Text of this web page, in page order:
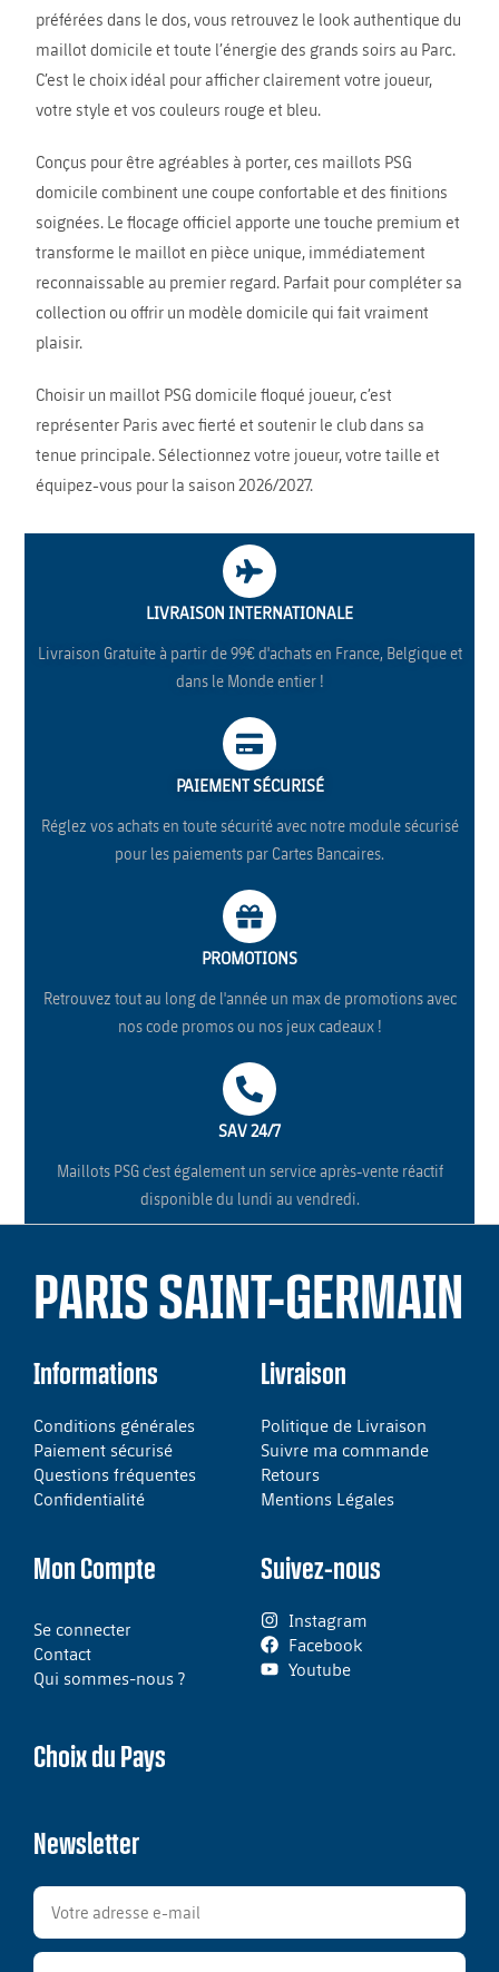
préférées dans le dos, vous retrouvez le look authentique du
maillot domicile et toute l’énergie des grands soirs au Parc.
C’est le choix idéal pour afficher clairement votre joueur,
votre style et vos couleurs rouge et bleu.
Conçus pour être agréables à porter, ces maillots PSG
domicile combinent une coupe confortable et des finitions
soignées. Le flocage officiel apporte une touche premium et
transforme le maillot en pièce unique, immédiatement
reconnaissable au premier regard. Parfait pour compléter sa
collection ou offrir un modèle domicile qui fait vraiment
plaisir.
Choisir un maillot PSG domicile floqué joueur, c’est
représenter Paris avec fierté et soutenir le club dans sa
tenue principale. Sélectionnez votre joueur, votre taille et
équipez-vous pour la saison 2026/2027.
LIVRAISON INTERNATIONALE
Livraison Gratuite à partir de 99€ d'achats en France, Belgique et
dans le Monde entier !
PAIEMENT SÉCURISÉ
Réglez vos achats en toute sécurité avec notre module sécurisé
pour les paiements par Cartes Bancaires.
PROMOTIONS
Retrouvez tout au long de l'année un max de promotions avec
nos code promos ou nos jeux cadeaux !
SAV 24/7
Maillots PSG c'est également un service après-vente réactif
disponible du lundi au vendredi.
PARIS SAINT-GERMAIN
Informations
Conditions générales
Paiement sécurisé
Questions fréquentes
Confidentialité
Livraison
Politique de Livraison
Suivre ma commande
Retours
Mentions Légales
Mon Compte
Se connecter
Contact
Qui sommes-nous ?
Suivez-nous
Instagram
Facebook
Youtube
Choix du Pays
Newsletter